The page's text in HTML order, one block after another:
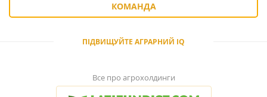
КОМАНДА
ПІДВИЩУЙТЕ АГРАРНИЙ IQ
Все про агрохолдинги